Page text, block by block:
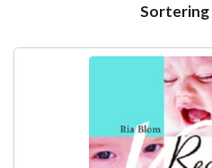
Sortering